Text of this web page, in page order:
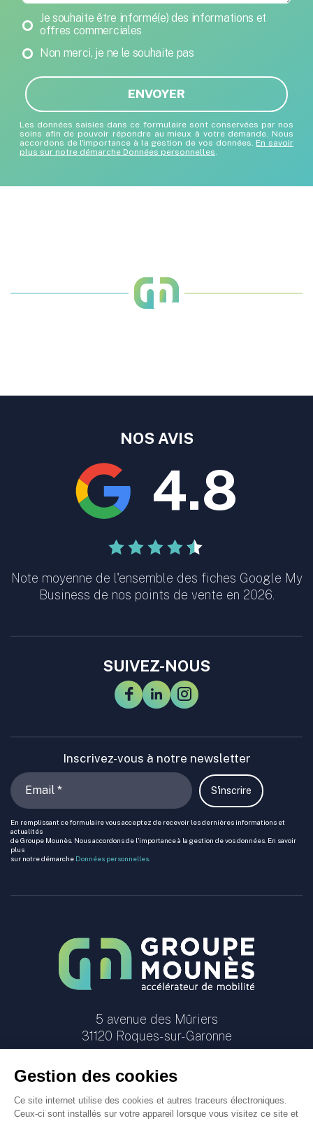
Newsletter
Je souhaite être informé(e) des informations et
offres commerciales
Non merci, je ne le souhaite pas
ENVOYER
Les données saisies dans ce formulaire sont conservées par nos
soins afin de pouvoir répondre au mieux à votre demande. Nous
accordons de l'importance à la gestion de vos données. En savoir
plus sur notre démarche Données personnelles.
NOS AVIS
4.8
Note moyenne de l'ensemble des fiches Google My
Business de nos points de vente en 2026.
SUIVEZ-NOUS
Inscrivez-vous à notre newsletter
S'inscrire
En remplissant ce formulaire vous acceptez de recevoir les dernières informations et
actualités
de Groupe Mounès. Nous accordons de l'importance à la gestion de vos données. En savoir
plus
sur notre démarche Données personnelles.
5 avenue des Mûriers
31120 Roques-sur-Garonne
Menu Pied de page